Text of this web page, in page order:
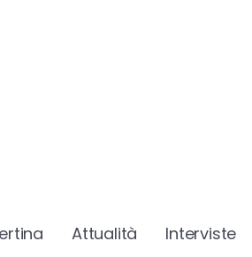
Attualità Interviste